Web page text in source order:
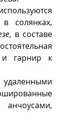
солянках,
, в составе
и гарнир к